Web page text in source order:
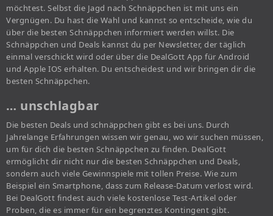
möchtest. Selbst die Jagd nach Schnäppchen ist mit uns ein
Vergnügen. Du hast die Wahl und kannst so entscheide, wie du
über die besten Schnäppchen informiert werden willst. Die
Schnäppchen und Deals kannst du per Newsletter, der täglich
einmal verschickt wird oder über die DealGott App für Android
und Apple IOS erhalten. Du entscheidest und wir bringen dir die
besten Schnäppchen.
… unschlagbar
Die besten Deals und schnäppchen gibt es bei uns. Durch
Jahrelange Erfahrungen wissen wir genau, wo wir suchen müssen,
um für dich die besten Schnäppchen zu finden. DealGott
ermöglicht dir nicht nur die besten Schnäppchen und Deals,
sondern auch viele Gewinnspiele mit tollen Preise. Wie zum
Beispiel ein Smartphone, dass zum Release-Datum verlost wird.
Bei DealGott findest auch viele kostenlose Test-Artikel oder
Proben, die es immer für ein begrenztes Kontingent gibt.